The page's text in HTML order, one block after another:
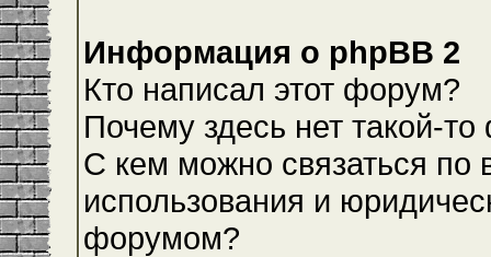
Информация о phpBB 2
Кто написал этот форум?
Почему здесь нет такой-
С кем можно связаться по
использования и
форумом?